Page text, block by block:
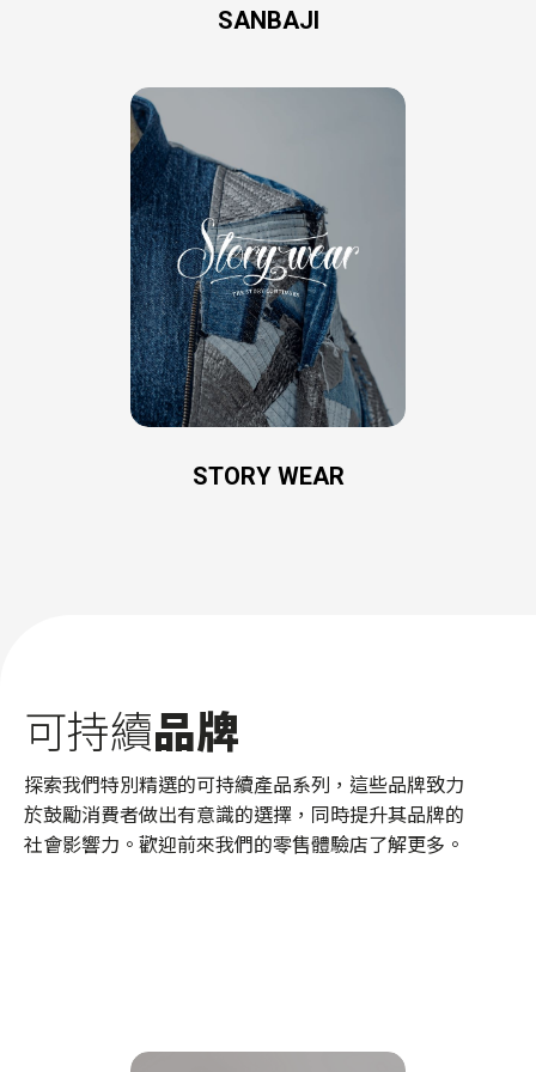
SANBAJI
STORY WEAR
可持續品牌
探索我們特別精選的可持續產品系列，這些品牌致力
於鼓勵消費者做出有意識的選擇，同時提升其品牌的
社會影響力。歡迎前來我們的零售體驗店了解更多。